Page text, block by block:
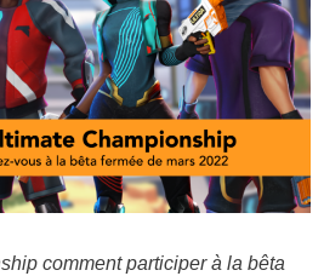
comment participer à la bêta